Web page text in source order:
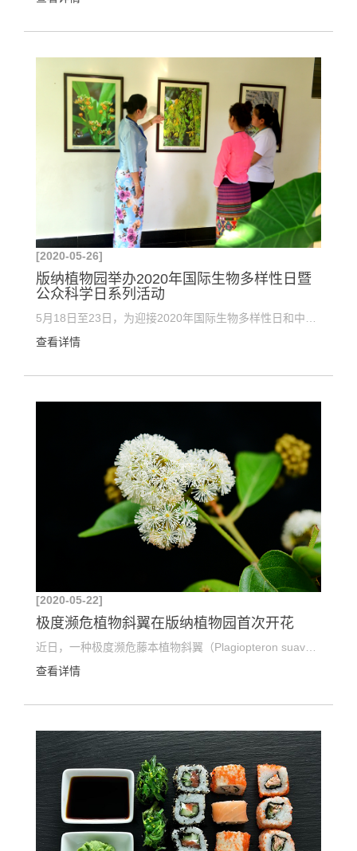
[2020-05-26]
版纳植物园举办2020年国际生物多样性日暨
公众科学日系列活动
5月18日至23日，为迎接2020年国际生物多样性日和中国科学院第十六届公众科学日，中科院西双版纳热带植...
查看详情
[2020-05-22]
极度濒危植物斜翼在版纳植物园首次开花
查看详情